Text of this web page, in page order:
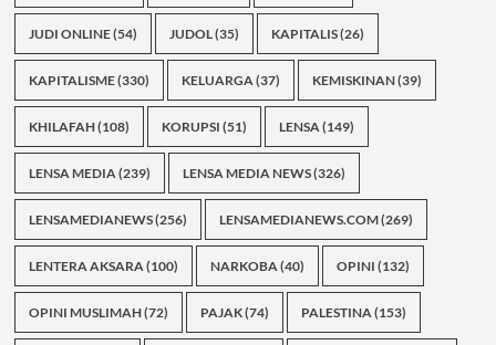
JUDI ONLINE(54) JUDOL(35) KAPITALIS(26)
KAPITALISME(330) KELUARGA(37) KEMISKINAN(39)
KHILAFAH(108) KORUPSI (51) LENSA(149)
LENSA MEDIA(239) LENSA MEDIA NEWS(326)
LENSAMEDIANEWS(256) LENSAMEDIANEWS.COM(269)
LENTERA AKSARA(100) NARKOBA(40) OPINI (132)
OPINI MUSLIMAH(72) PAJAK(74) PALESTINA(153)